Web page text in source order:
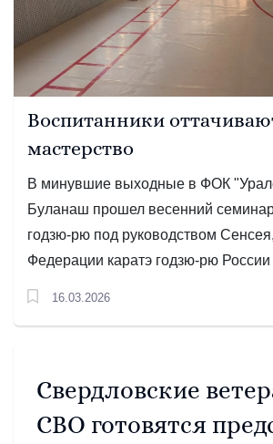
Воспитанники
мастерство
В минувшие выходные в ФОК
Буланаш прошел весенний
годзю-рю под руководством
Федерации каратэ годзю-рю
Рустема Магсумовича (3 дан по
«Артёмовская Федерация боевых
16.03.2026
Свердловские
СВО готовятся